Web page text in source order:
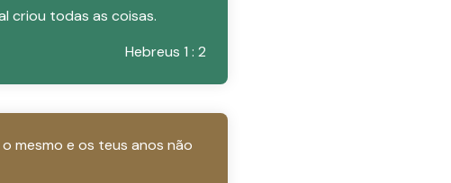
criou todas as coisas.
Hebreus 1 : 2
mesmo e os teus anos não